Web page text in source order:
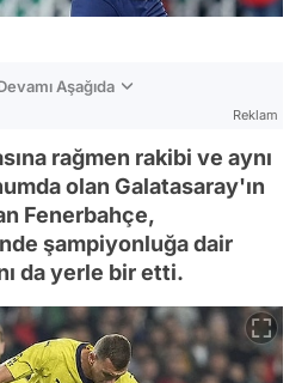
Aşağıda
Reklam
rağmen rakibi ve aynı
olan Galatasaray'ın
Fenerbahçe,
şampiyonluğa dair
da yerle bir etti.